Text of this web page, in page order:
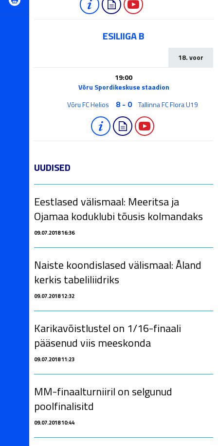
ESILIIGA B
18. voor
19:00
Võru Spordikeskuse staadion
Võru FC Helios
8 - 0 Tallinna FC Flora U19
UUDISED
Eestlased välismaal: Meeritsa ja
Ojamaa koduklubi tõusis kolmandaks
09.07.2018 16:36
Naiste koondislased välismaal: Åland
kerkis tabeliliidriks
09.07.2018 12:32
Karikavõistlustel on 1/16-finaali
pääsenud viis meeskonda
09.07.2018 11:23
MM-finaalturniiril on selgunud
poolfinalisitd
09.07.2018 10:44